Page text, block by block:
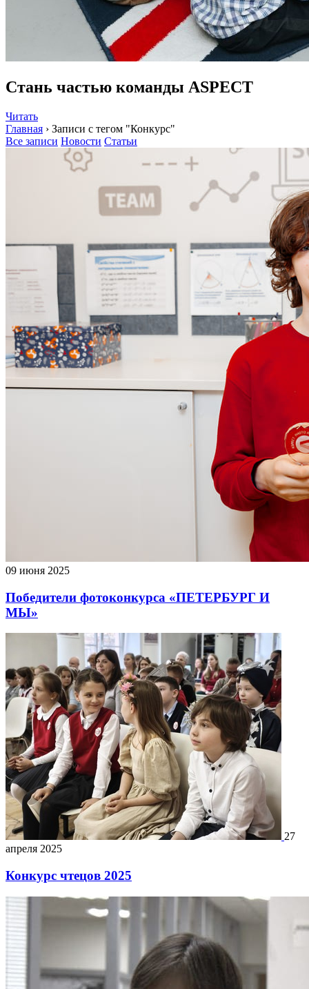
Стань частью команды ASPECT
Читать
Главная › Записи с тегом "Конкурс"
Все записи Новости Статьи
09 июня 2025
Победители фотоконкурса «ПЕТЕРБУРГ И
МЫ»
27
апреля 2025
Конкурс чтецов 2025